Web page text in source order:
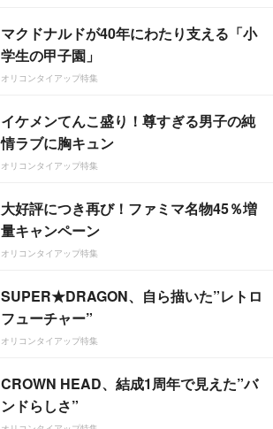
マクドナルドが40年にわたり支える「小
学生の甲子園」
オリコンタイアップ特集
イケメンてんこ盛り！尊すぎる男子の純
情ラブに胸キュン
オリコンタイアップ特集
大好評につき再び！ファミマ名物45％増
量キャンペーン
オリコンタイアップ特集
SUPER★DRAGON、自ら描いた”レトロ
フューチャー”
オリコンタイアップ特集
CROWN HEAD、結成1周年で見えた”バ
ンドらしさ”